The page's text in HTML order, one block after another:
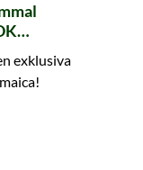
exklusiva